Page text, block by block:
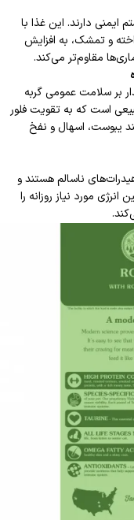
ایمنی دارند. این غذا با
و تمشک، به افزایش
مقاوم‌تر می‌کند.
بر سلامت عمومی گربه
است که به تقویت فلور
یبوست، اسهال و نفخ
ناسالم هستند و
مورد نیاز روزانه را